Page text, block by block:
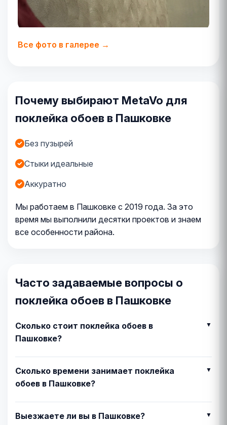
Все фото в галерее →
Почему выбирают MetaVo для
поклейка обоев в Пашковке
Без пузырей
Стыки идеальные
Аккуратно
Мы работаем в Пашковке с 2019 года. За это
время мы выполнили десятки проектов и знаем
все особенности района.
Часто задаваемые вопросы о
поклейка обоев в Пашковке
Сколько стоит поклейка обоев в
Пашковке?
Сколько времени занимает поклейка
обоев в Пашковке?
Выезжаете ли вы в Пашковке?